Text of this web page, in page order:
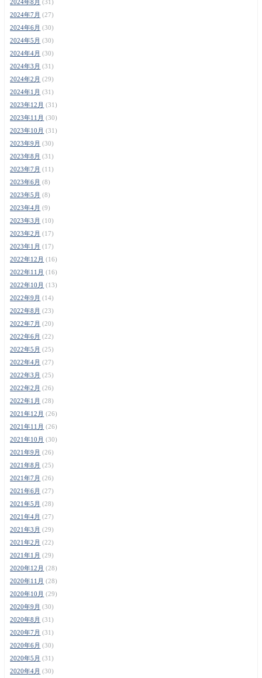
2024年8月 (31)
2024年7月 (27)
2024年6月 (30)
2024年5月 (30)
2024年4月 (30)
2024年3月 (31)
2024年2月 (29)
2024年1月 (31)
2023年12月 (31)
2023年11月 (30)
2023年10月 (31)
2023年9月 (30)
2023年8月 (31)
2023年7月 (11)
2023年6月 (8)
2023年5月 (8)
2023年4月 (9)
2023年3月 (10)
2023年2月 (17)
2023年1月 (17)
2022年12月 (16)
2022年11月 (16)
2022年10月 (13)
2022年9月 (14)
2022年8月 (23)
2022年7月 (20)
2022年6月 (22)
2022年5月 (25)
2022年4月 (27)
2022年3月 (25)
2022年2月 (26)
2022年1月 (28)
2021年12月 (26)
2021年11月 (26)
2021年10月 (30)
2021年9月 (26)
2021年8月 (25)
2021年7月 (26)
2021年6月 (27)
2021年5月 (28)
2021年4月 (27)
2021年3月 (29)
2021年2月 (22)
2021年1月 (29)
2020年12月 (28)
2020年11月 (28)
2020年10月 (29)
2020年9月 (30)
2020年8月 (31)
2020年7月 (31)
2020年6月 (30)
2020年5月 (31)
2020年4月 (30)